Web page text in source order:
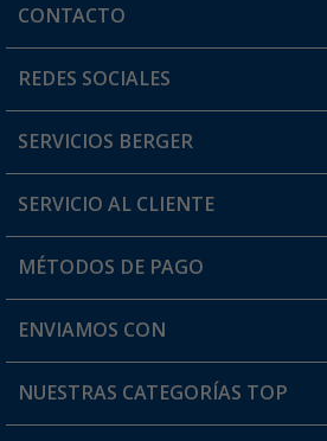
CONTACTO
Horario de atención al cliente:
¿Tienes alguna duda?
REDES SOCIALES
SERVICIOS BERGER
Conviértete en distribuidor
Mi cuenta
Tarjeta Berger Digital
SERVICIO AL CLIENTE
FAQ y Contacto
Información de envío
¿Dónde está mi pedido?
MÉTODOS DE PAGO
ENVIAMOS CON
NUESTRAS CATEGORÍAS TOP